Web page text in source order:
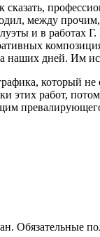
между
и в работах
наших дней. Им
который
этих работ,
Обязательные